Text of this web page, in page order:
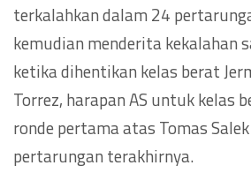
terkalahkan dalam 24
kemudian menderita kekalahan
ketika dihentikan kelas berat
Torrez, harapan AS untuk kelas
ronde pertama atas Tomas
pertarungan terakhirnya.